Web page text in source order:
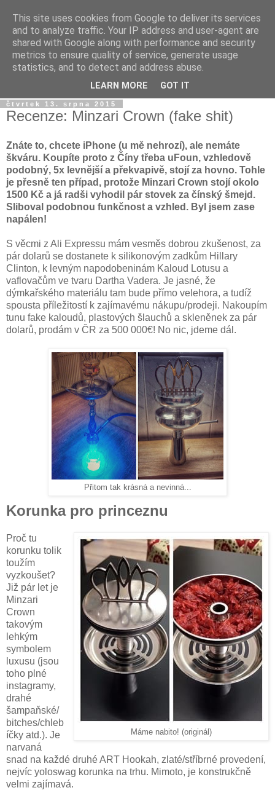
Dýmkařův koutek
Místo pro všechny, kteří se chtějí dozvědět něco o světě
vodních dýmek a trochu se pobavit!
čtvrtek 13. srpna 2015
Recenze: Minzari Crown (fake shit)
Znáte to, chcete iPhone (u mě nehrozí), ale nemáte
škváru. Koupíte proto z Číny třeba uFoun, vzhledově
podobný, 5x levnější a překvapivě, stojí za hovno. Tohle
je přesně ten případ, protože Minzari Crown stojí okolo
1500 Kč a já radši vyhodil pár stovek za čínský šmejd.
Sliboval podobnou funkčnost a vzhled. Byl jsem zase
napálen!
S věcmi z Ali Expressu mám vesměs dobrou zkušenost, za
pár dolarů se dostanete k silikonovým zadkům Hillary
Clinton, k levným napodobeninám Kaloud Lotusu a
vaflovačům ve tvaru Dartha Vadera. Je jasné, že
dýmkařského materiálu tam bude přímo velehora, a tudíž
spousta příležitostí k zajímavému nákupu/prodeji. Nakoupím
tunu fake kaloudů, plastových šlauchů a skleněnek za pár
dolarů, prodám v ČR za 500 000€! No nic, jdeme dál.
Přitom tak krásná a nevinná...
Korunka pro princeznu
Máme nabito! (originál)
Proč tu
korunku tolik
toužím
vyzkoušet?
Již pár let je
Minzari
Crown
takovým
lehkým
symbolem
luxusu (jsou
toho plné
instagramy,
drahé
šampaňské/
bitches/chleb
íčky atd.). Je
narvaná
snad na každé druhé ART Hookah, zlaté/stříbrné provedení,
nejvíc yoloswag korunka na trhu. Mimoto, je konstrukčně
velmi zajímavá.
This site uses cookies from Google to deliver its services
and to analyze traffic. Your IP address and user-agent are
shared with Google along with performance and security
metrics to ensure quality of service, generate usage
statistics, and to detect and address abuse.
LEARN MORE GOT IT